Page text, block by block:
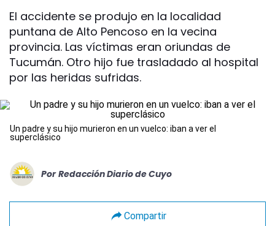
El accidente se produjo en la localidad
puntana de Alto Pencoso en la vecina
provincia. Las víctimas eran oriundas de
Tucumán. Otro hijo fue trasladado al hospital
por las heridas sufridas.
Un padre y su hijo murieron en un vuelco: iban a ver el
superclásico
Por Redacción Diario de Cuyo
Compartir